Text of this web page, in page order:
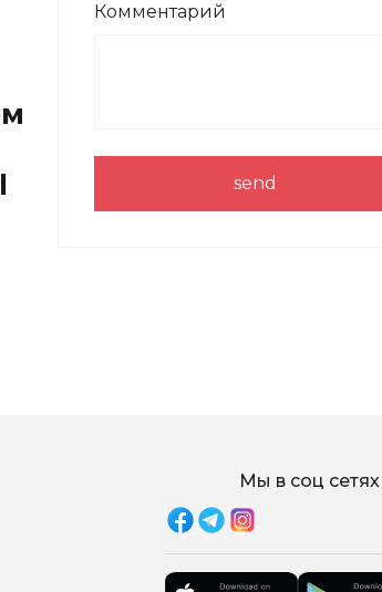
Комментарий
send
Мы в соц сетях